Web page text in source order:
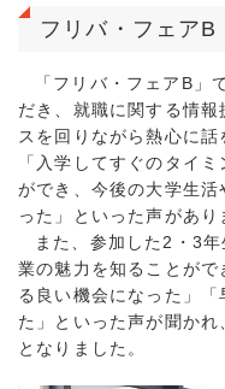
フリバ・フェアB
「フリバ・フェアB」
だき、就職に関する情
スを回りながら熱心に
「入学してすぐのタイ
ができ、今後の大学生
った」といった声があり
また、参加した2・3
業の魅力を知ることが
る良い機会になった」
た」といった声が聞か
となりました。